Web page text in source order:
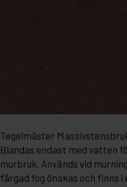
Tegelmäster
Blandas endast med vatten
murbruk. Används vid
färgad fog önskas och finns